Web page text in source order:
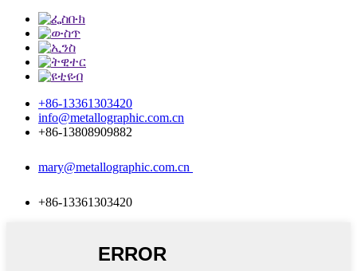
+86-13361303420
info@metallographic.com.cn
+86-13808909882
mary@metallographic.com.cn
+86-13361303420